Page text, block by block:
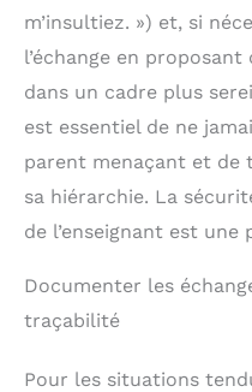
m’insultiez. ») et, si
l’échange en
dans un cadre plus
est essentiel de ne
parent menaçant et de
sa hiérarchie. La
de l’enseignant est une
Documenter les
traçabilité
Pour les situations